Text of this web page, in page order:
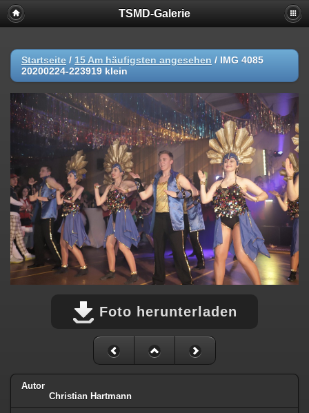
TSMD-Galerie
Startseite / 15 Am häufigsten angesehen / IMG 4085
20200224-223919 klein
Foto herunterladen
Autor
Christian Hartmann